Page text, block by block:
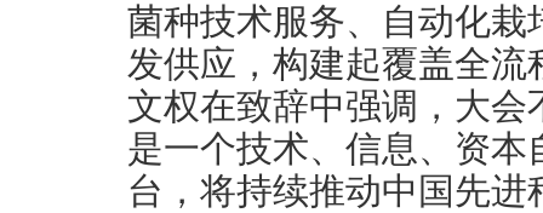
菌种技术服务、自动化
发供应，构建起覆盖全
文权在致辞中强调，大
是一个技术、信息、资
台，将持续推动中国先